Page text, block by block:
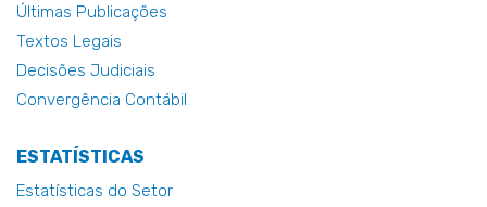
Últimas Publicações
Textos Legais
Decisões Judiciais
Convergência Contábil
ESTATÍSTICAS
Estatísticas do Setor